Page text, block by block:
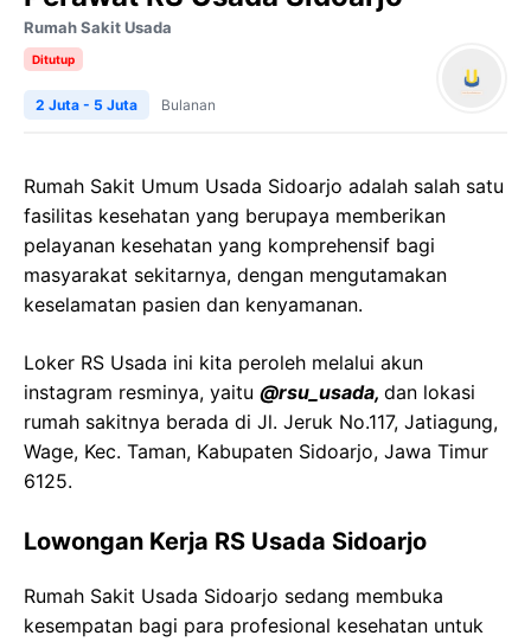
Rumah Sakit Usada
Ditutup
2 Juta - 5 Juta Bulanan
Rumah Sakit Umum Usada Sidoarjo adalah salah satu
fasilitas kesehatan yang berupaya memberikan
pelayanan kesehatan yang komprehensif bagi
masyarakat sekitarnya, dengan mengutamakan
keselamatan pasien dan kenyamanan.
Loker RS Usada ini kita peroleh melalui akun
instagram resminya, yaitu @rsu_usada, dan lokasi
rumah sakitnya berada di Jl. Jeruk No.117, Jatiagung,
Wage, Kec. Taman, Kabupaten Sidoarjo, Jawa Timur
6125.
Lowongan Kerja RS Usada Sidoarjo
Rumah Sakit Usada Sidoarjo sedang membuka
kesempatan bagi para profesional kesehatan untuk